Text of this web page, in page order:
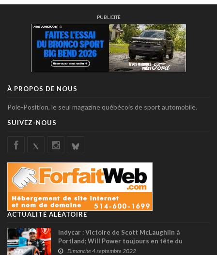
PUBLICITÉ
À PROPOS DE NOUS
Pole-Position, le seul magazine québécois de sport automobile.
SUIVEZ-NOUS
ACTUALITÉ ALÉATOIRE
Indycar : Victoire de Scott McLaughlin à
Portland; Will Power toujours en tête du
championnat
Dimanche 4 septembre 2022